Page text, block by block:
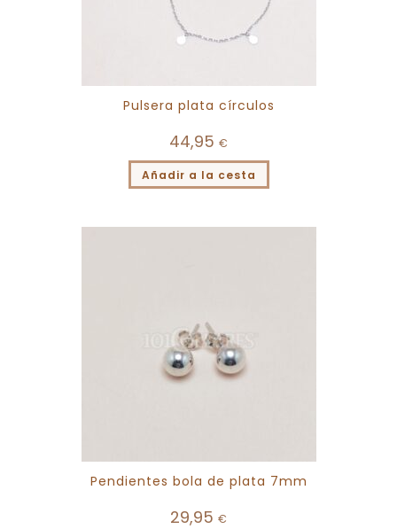
Pulsera plata círculos
44,95 €
Añadir a la cesta
Pendientes bola de plata 7mm
29,95 €